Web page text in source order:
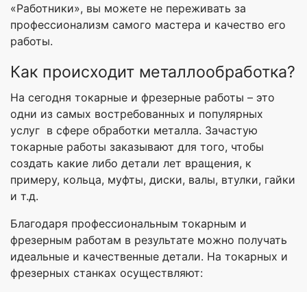
«Работники», вы можете не переживать за
профессионализм самого мастера и качество его
работы.
Как происходит металлообработка?
На сегодня токарные и фрезерные работы – это
одни из самых востребованных и популярных
услуг в сфере обработки металла. Зачастую
токарные работы заказывают для того, чтобы
создать какие либо детали лет вращения, к
примеру, кольца, муфты, диски, валы, втулки, гайки
и т.д.
Благодаря профессиональным токарным и
фрезерным работам в результате можно получать
идеальные и качественные детали. На токарных и
фрезерных станках осуществляют: